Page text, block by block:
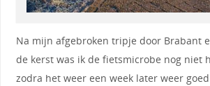
Na mijn afgebroken tripje door Brabant
de kerst was ik de fietsmicrobe nog niet
zodra het weer een week later weer